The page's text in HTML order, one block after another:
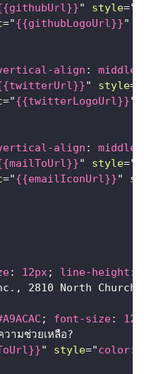
" style="
="{{githubLogoUrl}}"
align : middle
" style=
="{{twitterLogoUrl}}"
align : middle
" style="
="{{emailIconUrl}}"
: 12px; line-height :
2810 North Church
; font-size: 12
ามช่วยเหลือ?
" style="color: